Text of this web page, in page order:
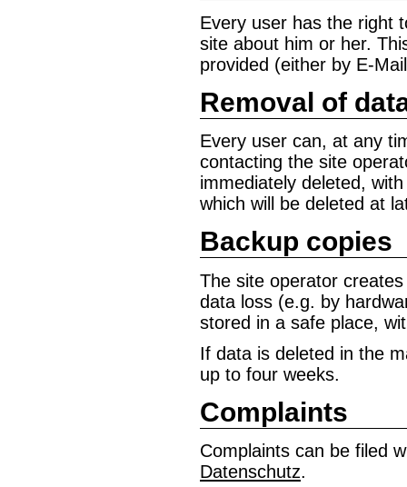
Every user has the right
site about him or her.
provided (either by E-
Removal of
Every user can, at any
contacting the site
immediately deleted,
which will be deleted at
Backup copies
The site operator
data loss (e.g. by
stored in a safe place,
If data is deleted in the
up to four weeks.
Complaints
Complaints can be filed
Datenschutz.